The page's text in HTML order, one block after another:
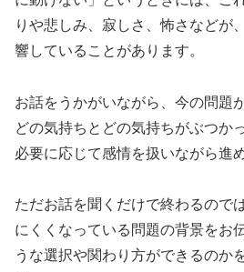
りや悲しみ、寂しさ、怖さなどが
響していることがあります。
お話をうかがいながら、今の問題
どの気持ちとどの気持ちがぶつか
必要に応じて感情を扱いながら進
ただお話を聞くだけで終わるので
にくくなっている問題の背景をお
うな選択や関わり方ができるのか